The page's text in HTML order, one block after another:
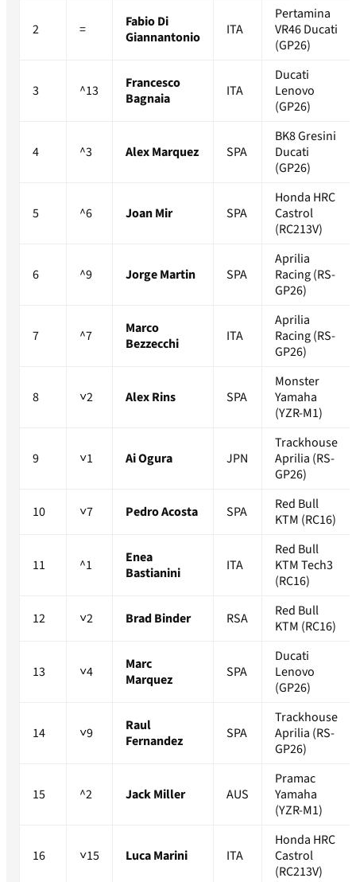
2 =
Fabio Di
Giannantonio
ITA
Pertamina
VR46 Ducati
(GP26)
3 ^13
Francesco
Bagnaia
ITA
Ducati
Lenovo
(GP26)
4 ^3 Alex Marquez SPA
BK8 Gresini
Ducati
(GP26)
5 ^6 Joan Mir SPA
Honda HRC
Castrol
(RC213V)
6 ^9 Jorge Martin SPA
Aprilia
Racing (RS-
GP26)
7 ^7
Marco
Bezzecchi
ITA
Aprilia
Racing (RS-
GP26)
8 ˅2 Alex Rins SPA
Monster
Yamaha
(YZR-M1)
9 ˅1 Ai Ogura JPN
Trackhouse
Aprilia (RS-
GP26)
10 ˅7 Pedro Acosta SPA
Red Bull
KTM (RC16)
11 ^1
Enea
Bastianini
ITA
Red Bull
KTM Tech3
(RC16)
12 ˅2 Brad Binder RSA
Red Bull
KTM (RC16)
13 ˅4
Marc
Marquez
SPA
Ducati
Lenovo
(GP26)
14 ˅9
Raul
Fernandez
SPA
Trackhouse
Aprilia (RS-
GP26)
15 ^2 Jack Miller AUS
Pramac
Yamaha
(YZR-M1)
16 ˅15 Luca Marini ITA
Honda HRC
Castrol
(RC213V)